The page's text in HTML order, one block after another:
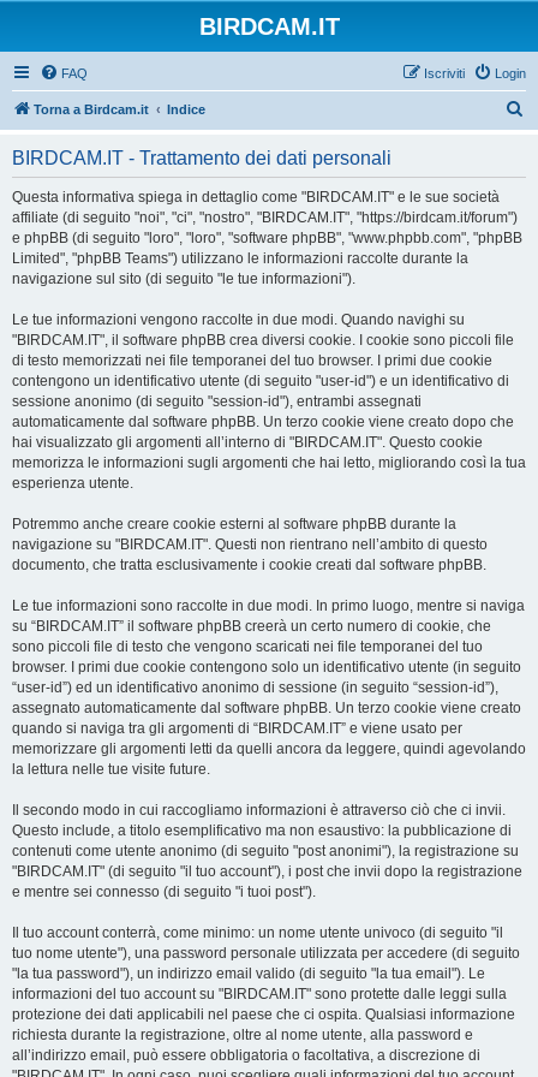
BIRDCAM.IT
FAQ Login
Iscriviti
Torna a Birdcam.it Indice
BIRDCAM.IT - Trattamento dei dati personali
Questa informativa spiega in dettaglio come "BIRDCAM.IT" e le sue società
affiliate (di seguito "noi", "ci", "nostro", "BIRDCAM.IT", "https://birdcam.it/forum")
e phpBB (di seguito "loro", "loro", "software phpBB", "www.phpbb.com", "phpBB
Limited", "phpBB Teams") utilizzano le informazioni raccolte durante la
navigazione sul sito (di seguito "le tue informazioni").
Le tue informazioni vengono raccolte in due modi. Quando navighi su
"BIRDCAM.IT", il software phpBB crea diversi cookie. I cookie sono piccoli file
di testo memorizzati nei file temporanei del tuo browser. I primi due cookie
contengono un identificativo utente (di seguito "user-id") e un identificativo di
sessione anonimo (di seguito "session-id"), entrambi assegnati
automaticamente dal software phpBB. Un terzo cookie viene creato dopo che
hai visualizzato gli argomenti all’interno di "BIRDCAM.IT". Questo cookie
memorizza le informazioni sugli argomenti che hai letto, migliorando così la tua
esperienza utente.
Potremmo anche creare cookie esterni al software phpBB durante la
navigazione su "BIRDCAM.IT". Questi non rientrano nell’ambito di questo
documento, che tratta esclusivamente i cookie creati dal software phpBB.
Le tue informazioni sono raccolte in due modi. In primo luogo, mentre si naviga
su “BIRDCAM.IT” il software phpBB creerà un certo numero di cookie, che
sono piccoli file di testo che vengono scaricati nei file temporanei del tuo
browser. I primi due cookie contengono solo un identificativo utente (in seguito
“user-id”) ed un identificativo anonimo di sessione (in seguito “session-id”),
assegnato automaticamente dal software phpBB. Un terzo cookie viene creato
quando si naviga tra gli argomenti di “BIRDCAM.IT” e viene usato per
memorizzare gli argomenti letti da quelli ancora da leggere, quindi agevolando
la lettura nelle tue visite future.
Il secondo modo in cui raccogliamo informazioni è attraverso ciò che ci invii.
Questo include, a titolo esemplificativo ma non esaustivo: la pubblicazione di
contenuti come utente anonimo (di seguito "post anonimi"), la registrazione su
"BIRDCAM.IT" (di seguito "il tuo account"), i post che invii dopo la registrazione
e mentre sei connesso (di seguito "i tuoi post").
Il tuo account conterrà, come minimo: un nome utente univoco (di seguito "il
tuo nome utente"), una password personale utilizzata per accedere (di seguito
"la tua password"), un indirizzo email valido (di seguito "la tua email"). Le
informazioni del tuo account su "BIRDCAM.IT" sono protette dalle leggi sulla
protezione dei dati applicabili nel paese che ci ospita. Qualsiasi informazione
richiesta durante la registrazione, oltre al nome utente, alla password e
all’indirizzo email, può essere obbligatoria o facoltativa, a discrezione di